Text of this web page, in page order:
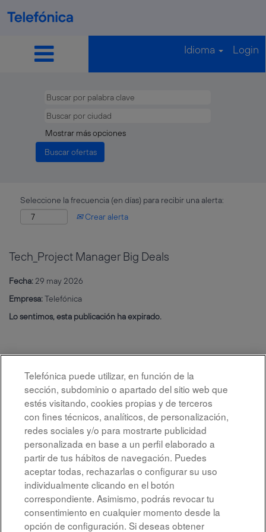
Idioma Login
Mostrar más opciones
Seleccione la frecuencia (en días) para recibir una alerta:
Crear alerta
Tech_Project Manager Big Deals
Fecha: 29 may 2026
Empresa:Telefónica
Lo sentimos, esta publicación ha expirado.
Aviso legal
Accesibilidad
Telefónica puede utilizar, en función de la
sección, subdominio o apartado del sitio web que
estés visitando, cookies propias y de terceros
con fines técnicos, analíticos, de personalización,
redes sociales y/o para mostrarte publicidad
personalizada en base a un perfil elaborado a
partir de tus hábitos de navegación. Puedes
aceptar todas, rechazarlas o configurar su uso
individualmente clicando en el botón
correspondiente. Asimismo, podrás revocar tu
consentimiento en cualquier momento desde la
opción de configuración. Si deseas obtener